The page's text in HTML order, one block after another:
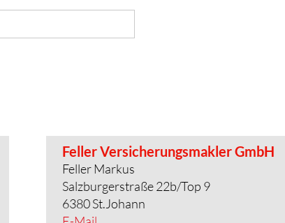
Feller Versicherungsmakler GmbH
Feller Markus
Salzburgerstraße 22b/Top 9
6380 St.Johann